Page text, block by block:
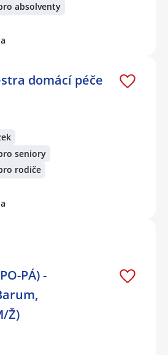
absolventy
domácí péče
seniory
rodiče
PÁ) -
Ž)